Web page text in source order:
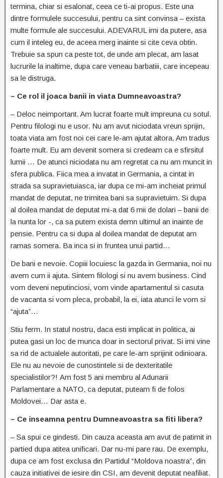
termina, chiar si esalonat, ceea ce ti-ai propus. Este una
dintre formulele succesului, pentru ca sint convinsa – exista
multe formule ale succesului. ADEVARUL imi da putere, asa
cum il inteleg eu, de aceea merg inainte si cite ceva obtin.
Trebuie sa spun ca peste tot, de unde am plecat, am lasat
lucrurile la inaltime, dupa care veneau barbatiii, care incepeau
sa le distruga.
– Ce rol il joaca banii in viata Dumneavoastra?
– Deloc neimportant. Am lucrat foarte mult impreuna cu sotul.
Pentru filologi nu e usor. Nu am avut niciodata vreun sprijin,
toata viata am fost noi cei care le-am ajutat altora. Am tradus
foarte mult. Eu am devenit somera si credeam ca e sfirsitul
lumii … De atunci niciodata nu am regretat ca nu am muncit in
sfera publica. Fiica mea a invatat in Germania, a cintat in
strada sa supravietuiasca, iar dupa ce mi-am incheiat primul
mandat de deputat, ne trimitea bani sa supravietuim. Si dupa
al doilea mandat de deputat mi-a dat 6 mii de dolari – banii de
la nunta lor -, ca sa putem exista demn ultimul an inainte de
pensie. Pentru ca si dupa al doilea mandat de deputat am
ramas somera. Ba inca si in fruntea unui partid…
De bani e nevoie. Copiii locuiesc la gazda in Germania, noi nu
avem cum ii ajuta. Sintem filologi si nu avem business. Cind
vom deveni neputinciosi, vom vinde apartamentul si casuta
de vacanta si vom pleca, probabil, la ei, iata atunci le vom si
“ajuta”…
Stiu ferm. In statul nostru, daca esti implicat in politica, ai
putea gasi un loc de munca doar in sectorul privat. Si imi vine
sa rid de actualele autoritati, pe care le-am sprijinit odinioara.
Ele nu au nevoie de cunostintele si de dexteritatile
specialistilor?! Аm fost 5 ani membru al Adunarii
Parlamentare a NATO, ca deputat, puteam fi de folos
Moldovei… Dar asta e.
– Ce inseamna pentru Dumneavoastra sa fiti libera?
– Sa spui ce gindesti. Din cauza aceasta am avut de patimit in
partied dupa atitea unificari. Dar nu-mi pare rau. De exemplu,
dupa ce am fost exclusa din Partidul “Moldova noastra”, din
cauza initiativei de iesire din CSI, am devenit deputat neafiliat.